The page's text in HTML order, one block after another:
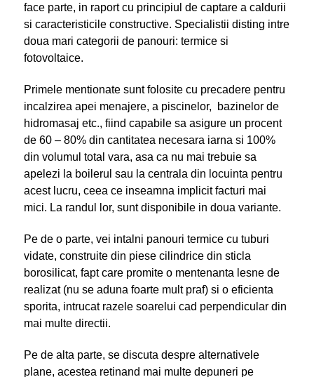
face parte, in raport cu principiul de captare a caldurii
si caracteristicile constructive. Specialistii disting intre
doua mari categorii de panouri: termice si
fotovoltaice.
Primele mentionate sunt folosite cu precadere pentru
incalzirea apei menajere, a piscinelor, bazinelor de
hidromasaj etc., fiind capabile sa asigure un procent
de 60 – 80% din cantitatea necesara iarna si 100%
din volumul total vara, asa ca nu mai trebuie sa
apelezi la boilerul sau la centrala din locuinta pentru
acest lucru, ceea ce inseamna implicit facturi mai
mici. La randul lor, sunt disponibile in doua variante.
Pe de o parte, vei intalni panouri termice cu tuburi
vidate, construite din piese cilindrice din sticla
borosilicat, fapt care promite o mentenanta lesne de
realizat (nu se aduna foarte mult praf) si o eficienta
sporita, intrucat razele soarelui cad perpendicular din
mai multe directii.
Pe de alta parte, se discuta despre alternativele
plane, acestea retinand mai multe depuneri pe